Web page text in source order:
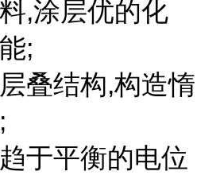
,涂层优的化
;
叠结构,构造惰
于平衡的电位